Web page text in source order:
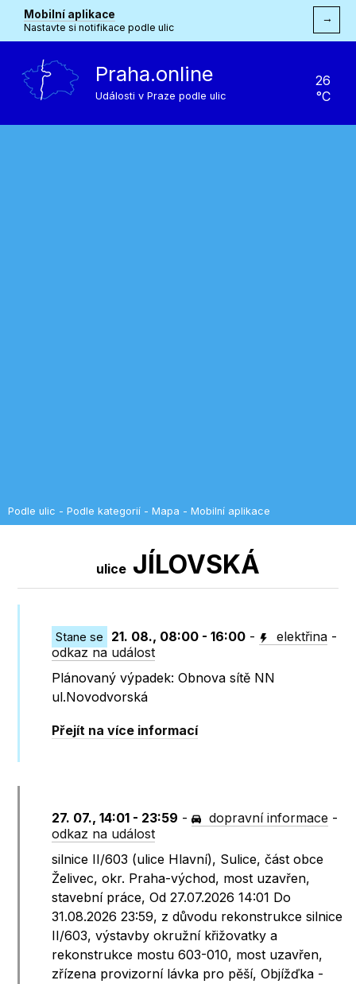
Mobilní aplikace
Nastavte si notifikace podle ulic
→
Praha.online
Události v Praze podle ulic
26
°C
Podle ulic - Podle kategorií - Mapa - Mobilní aplikace
ulice JÍLOVSKÁ
Stane se 21. 08., 08:00 - 16:00 - elektřina -
odkaz na událost
Plánovaný výpadek: Obnova sítě NN
ul.Novodvorská
Přejít na více informací
27. 07., 14:01 - 23:59 - dopravní informace -
odkaz na událost
silnice II/603 (ulice Hlavní), Sulice, část obce
Želivec, okr. Praha-východ, most uzavřen,
stavební práce, Od 27.07.2026 14:01 Do
31.08.2026 23:59, z důvodu rekonstrukce silnice
II/603, výstavby okružní křižovatky a
rekonstrukce mostu 603-010, most uzavřen,
zřízena provizorní lávka pro pěší, Objížďka -